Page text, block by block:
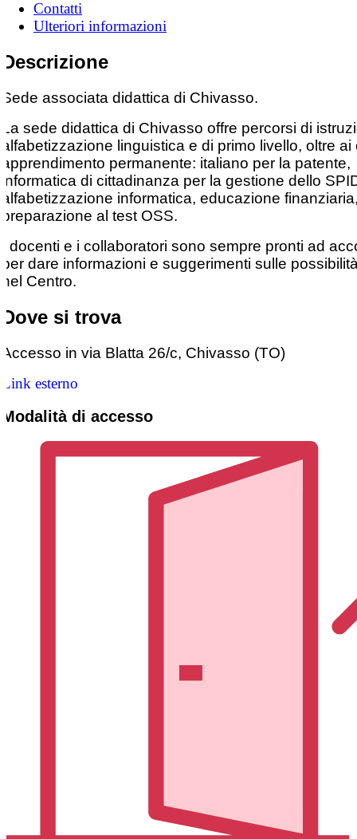
Contatti
Ulteriori informazioni
Descrizione
Sede associata didattica di Chivasso.
La sede didattica di Chivasso offre percorsi di
alfabetizzazione linguistica e di primo livello, oltre ai
apprendimento permanente: italiano per la patente,
informatica di cittadinanza per la gestione dello
alfabetizzazione informatica, educazione
preparazione al test OSS.
I docenti e i collaboratori sono sempre pronti ad
per dare informazioni e suggerimenti sulle
nel Centro.
Dove si trova
Accesso in via Blatta 26/c, Chivasso (TO)
Link esterno
Modalità di accesso